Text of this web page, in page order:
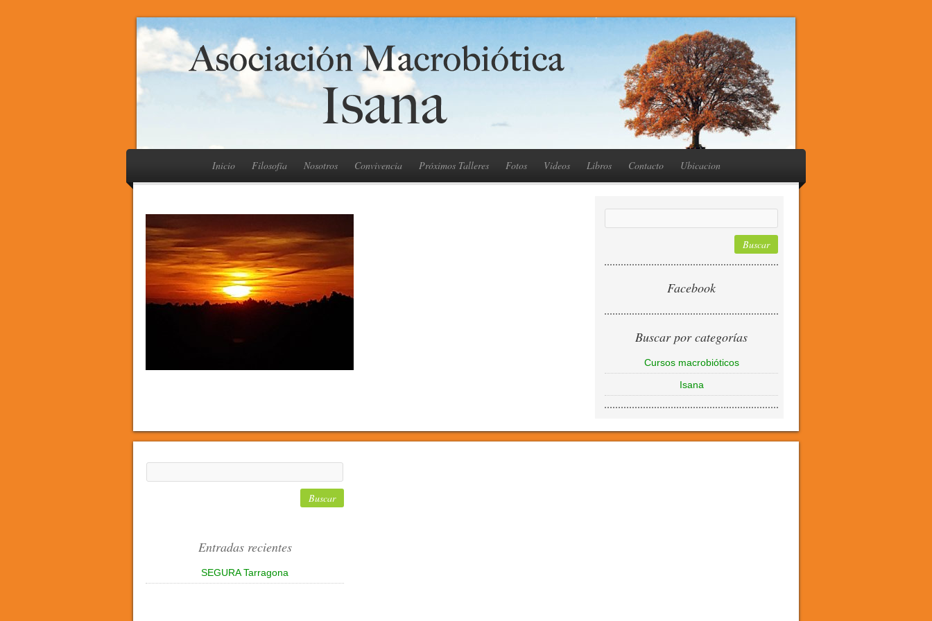
Inicio Filosofía Nosotros Convivencia Próximos Talleres Fotos Videos Libros Contacto Ubicacion
Facebook
Buscar por categorías
Cursos macrobióticos
Isana
Entradas recientes
SEGURA Tarragona